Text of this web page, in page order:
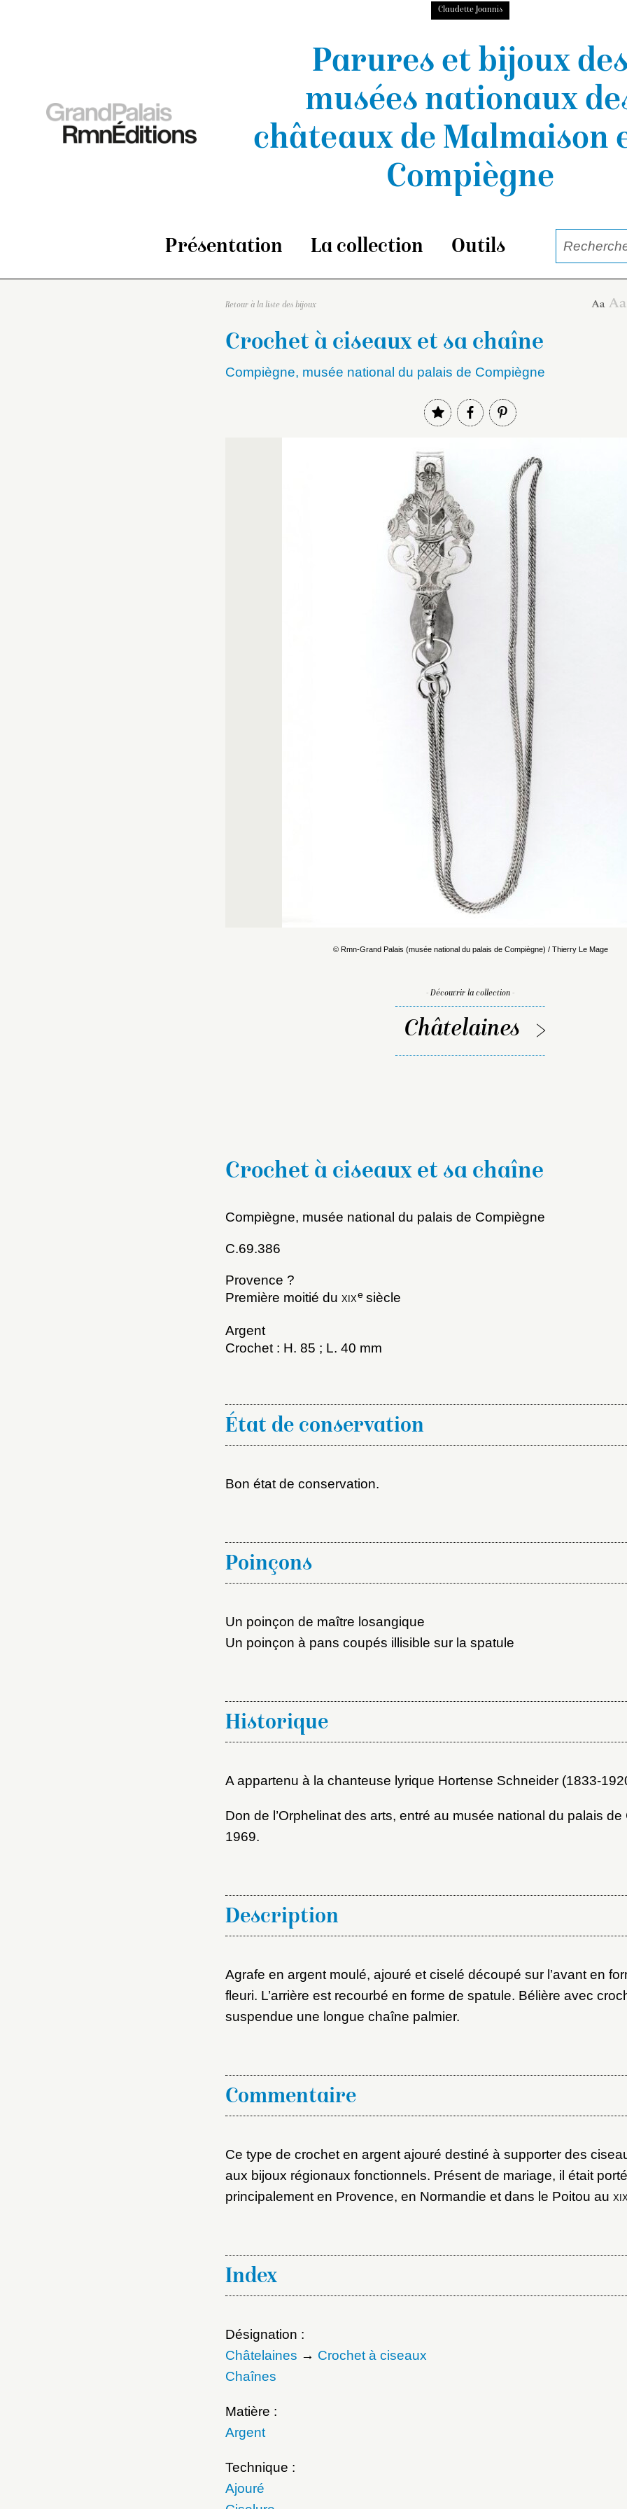
Claudette Joannis
Parures et bijoux des
musées nationaux
châteaux de Malmaison
Compiègne
Présentation La collection Outils
Retour à la liste des bijoux
Crochet à ciseaux et sa chaîne
Compiègne, musée national du palais de Compiègne
© Rmn-Grand Palais (musée national du palais de Compiègne) / Thierry Le Mage
- Découvrir la collection -
Châtelaines
Crochet à ciseaux et sa chaîne
Compiègne, musée national du palais de Compiègne
C.69.386
Provence ?
Première moitié du xixesiècle
Argent
Crochet : H. 85 ; L. 40 mm
État de conservation
Bon état de conservation.
Poinçons
Un poinçon de maître losangique
Un poinçon à pans coupés illisible sur la spatule
Historique
A appartenu à la chanteuse lyrique Hortense Schneider (1833-
Don de l’Orphelinat des arts, entré au musée national du palais
1969.
Description
Agrafe en argent moulé, ajouré et ciselé découpé sur l’avant en
fleuri. L’arrière est recourbé en forme de spatule. Bélière avec
suspendue une longue chaîne palmier.
Commentaire
Ce type de crochet en argent ajouré destiné à supporter des
aux bijoux régionaux fonctionnels. Présent de mariage, il était porté
principalement en Provence, en Normandie et dans le Poitou au xix
Index
Désignation :
Châtelaines → Crochet à ciseaux
Chaînes
Matière :
Argent
Technique :
Ajouré
Choix du dossier où ajouter la
Valider
Nouveau dossier
Créer et ajouter
Connexion
Courriel
Mot de passe
Envoyer
Vous avez oublié votre mot de passe ?Cliquez ici